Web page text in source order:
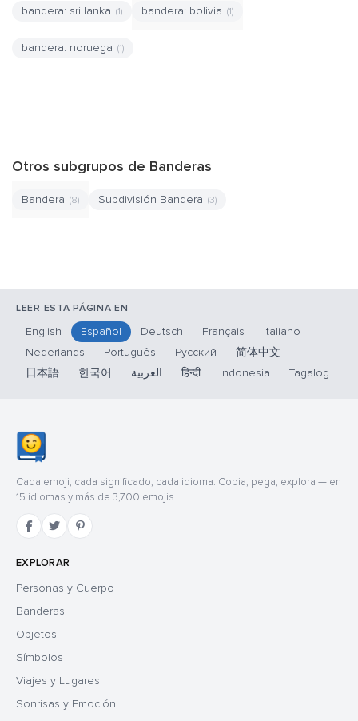
bandera: sri lanka (1) bandera: bolivia (1)
bandera: noruega (1)
Otros subgrupos de Banderas
Bandera (8) Subdivisión Bandera (3)
LEER ESTA PÁGINA EN
English Español Deutsch Français
Italiano
Nederlands
Português Русский
简体中文
日本語
한국어 العربية हिन्दी Indonesia Tagalog
Cada emoji, cada significado, cada idioma. Copia, pega, explora — en
15 idiomas y más de 3,700 emojis.
EXPLORAR
Personas y Cuerpo
Banderas
Objetos
Símbolos
Viajes y Lugares
Sonrisas y Emoción